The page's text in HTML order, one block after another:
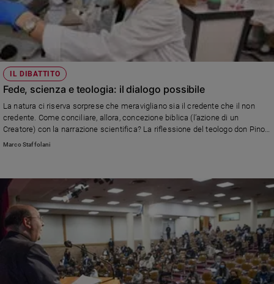
Scuola
e
giovani
Adolescenza
Bioetica
Vai
Video
Podcast
Privacy
IL DIBATTITO
Fede, scienza e teologia: il dialogo possibile
La natura ci riserva sorprese che meravigliano sia il credente che il non
credente. Come conciliare, allora, concezione biblica (l’azione di un
Creatore) con la narrazione scientifica? La riflessione del teologo don Pino
Lorizio, della Pontificia Università Lateranense
Marco Staffolani